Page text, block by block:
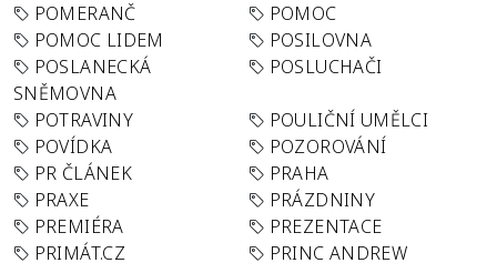
POMERANČ
POMOC
POMOC LIDEM
POSILOVNA
POSLANECKÁ
SNĚMOVNA
POSLUCHAČI
POTRAVINY
POULIČNÍ UMĚLCI
POVÍDKA
POZOROVÁNÍ
PR ČLÁNEK
PRAHA
PRAXE
PRÁZDNINY
PREMIÉRA
PREZENTACE
PRIMÁT.CZ
PRINC ANDREW